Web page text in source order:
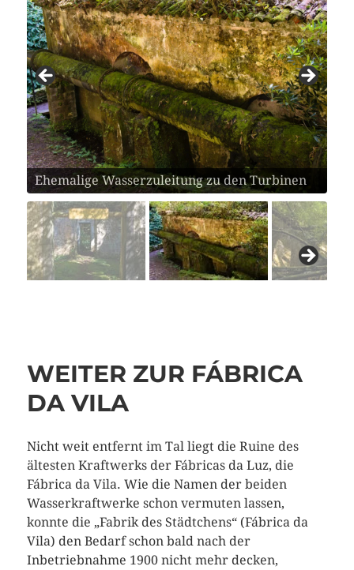
Ehemalige Wasserzuleitung zu den Turbinen
Turbinenhaus der Fábrica da Cidade fest im
Griff der Natur
WEITER ZUR FÁBRICA
DA VILA
Nicht weit entfernt im Tal liegt die Ruine des
ältesten Kraftwerks der Fábricas da Luz, die
Fábrica da Vila. Wie die Namen der beiden
Wasserkraftwerke schon vermuten lassen,
konnte die „Fabrik des Städtchens“ (Fábrica da
Vila) den Bedarf schon bald nach der
Inbetriebnahme 1900 nicht mehr decken,